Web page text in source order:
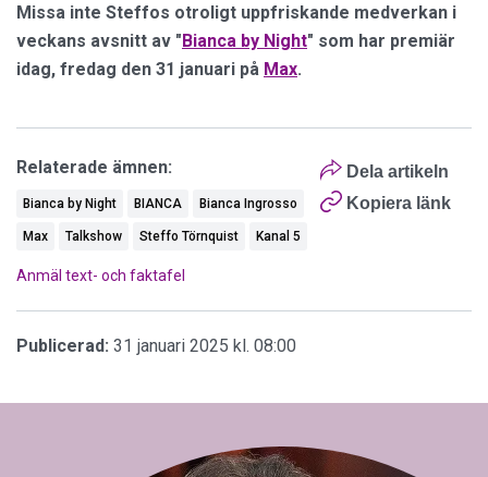
Missa inte Steffos otroligt uppfriskande medverkan i
veckans avsnitt av "Bianca by Night" som har premiär
idag, fredag den 31 januari på Max.
Dela artikeln
Kopiera länk
Relaterade ämnen:
Bianca by Night BIANCA Bianca Ingrosso
Max Talkshow Steffo Törnquist Kanal 5
Anmäl text- och faktafel
Publicerad: 31 januari 2025 kl. 08:00